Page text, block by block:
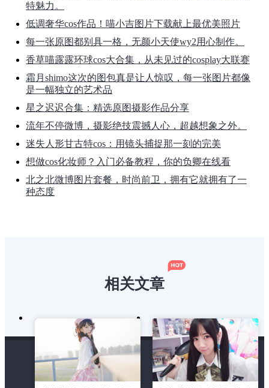
特魅力。
低调奢华cos作品！喵小吉图片下载献上最优美照片
每一张原图都别具一格，无颜小天使wy2用心制作。
香草喵露露环球cos大合集，从未见过的cosplay大联赛
霜月shimo这次的图包真是让人惊叹，每一张图片都像
是一幅独立的艺术品
星之迟迟合集：精选原图摄影作品分享
流年不停微博，摄影绝技震撼人心，超越想象之外。
迷失人形甘古特cos：用镜头捕捉那一刻的完美
想做cos化妆师？入门必备教程，你的负卿在线看
北之北微博图片套餐，时尚前卫，拥有它就拥有了一
种态度
相关文章